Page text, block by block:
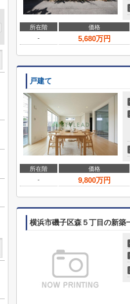
所在階 価格
-
5,680万円
戸建て
所在階 価格
-
9,800万円
横浜市磯子区森５丁目の新築